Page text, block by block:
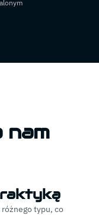
nam
typu, co